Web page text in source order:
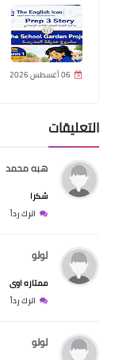
06 أغسطس 2026
التعليقات
هبه محمد
شكرا
اترك رداً
لولو
ممتازه اوى
اترك رداً
لولو